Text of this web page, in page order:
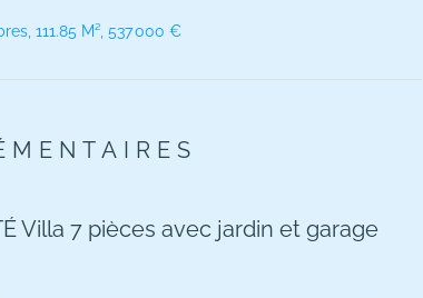
111.85 M², 537 000 €
Villa 7 pièces avec jardin et garage